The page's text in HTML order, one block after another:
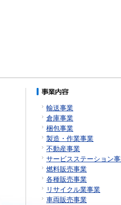
輸送事業
倉庫事業
梱包事業
製造・作業事業
不動産事業
サービスステーション
燃料販売事業
各種販売事業
リサイクル業事業
車両販売事業